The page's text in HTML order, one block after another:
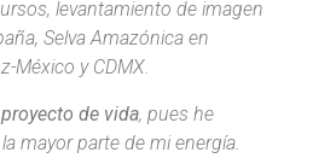
levantamiento de imagen
Selva Amazónica en
México y CDMX.
de vida, pues he
mayor parte de mi energía.